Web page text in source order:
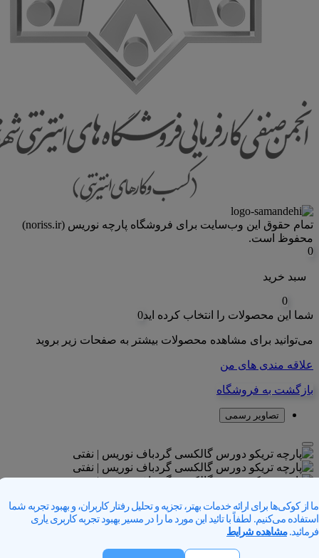
تمام حقوق اين وب‌سايت برای فروشگاه پارچه نوریس (noriss.ir)
محفوظ است.
ما از کوکی‌ها برای ارائه خدمات بهتر، تجزیه و تحلیل رفتار کاربران، و بهبود تجربه شما
استفاده می‌کنیم. لطفاً با تائید این مورد ما را در مسیر بهبود تجربه کاربری یاری
فرمائید.مشاهده شرایط
0
سبد خرید
0
شما این محصولات را انتخاب کرده اید0
می‌توانید برای مشاهده محصولات بیشتر به صفحات زیر بروید
علاقه مندی های من
بازگشت به فروشگاه
تصاویر رسمی